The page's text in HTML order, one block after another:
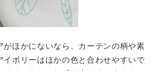
ほかにないなら、カーテンの柄や素
ボリーはほかの色と合わせやすいで